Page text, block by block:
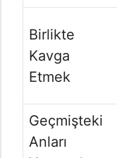
Birlikte
Kavga
Etmek
Geçmişteki
Anları